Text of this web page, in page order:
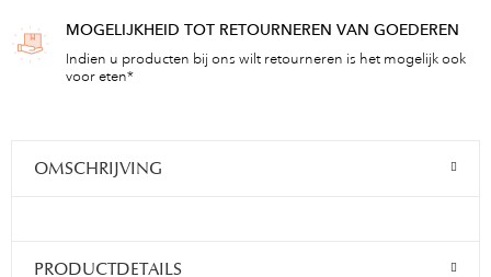
MOGELIJKHEID TOT RETOURNEREN VAN GOEDEREN
Indien u producten bij ons wilt retourneren is het mogelijk ook
voor eten*
OMSCHRIJVING
PRODUCTDETAILS